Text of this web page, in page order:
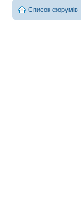
Список форумів